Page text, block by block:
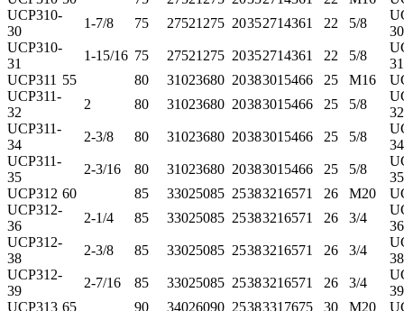
UCP310-
30
1-7/8 75 27521275 20352714361 22 5/8
30
UCP310-
31
1-15/16 75 27521275 20352714361 22 5/8
31
UCP311 55 80 31023680 20383015466 25 M16
UCP311-
32
2 80 31023680 20383015466 25 5/8
32
UCP311-
34
2-3/8 80 31023680 20383015466 25 5/8
34
UCP311-
35
2-3/16 80 31023680 20383015466 25 5/8
35
UCP312 60 85 33025085 25383216571 26 M20
UCP312-
36
2-1/4 85 33025085 25383216571 26 3/4
36
UCP312-
38
2-3/8 85 33025085 25383216571 26 3/4
38
UCP312-
39
2-7/16 85 33025085 25383216571 26 3/4
39
UCP313 65 90 34026090 25383317675 30 M20